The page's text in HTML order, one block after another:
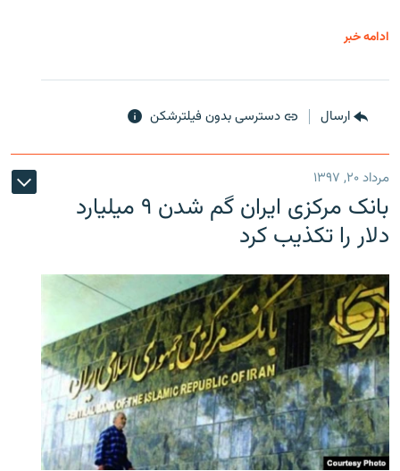
ادامه خبر
ارسال دسترسی بدون فیلترشکن
مرداد ۲۰, ۱۳۹۷
بانک مرکزی ایران گم شدن ۹ میلیارد
دلار را تکذیب کرد